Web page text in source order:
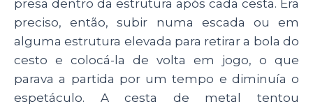
presa dentro da estrutura após cada cesta. Era
preciso, então, subir numa escada ou em
alguma estrutura elevada para retirar a bola do
cesto e colocá-la de volta em jogo, o que
parava a partida por um tempo e diminuía o
espetáculo. A cesta de metal tentou